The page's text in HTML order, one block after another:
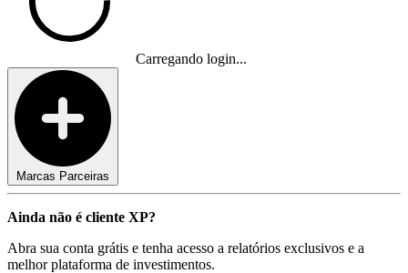
Carregando login...
Marcas Parceiras
Ainda não é cliente XP?
Abra sua conta grátis e tenha acesso a relatórios exclusivos e a
melhor plataforma de investimentos.